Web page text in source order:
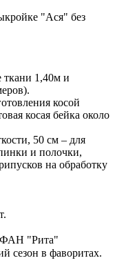
"Ася" без
1,40м и
косой
косая бейка около
50 см – для
и полочки,
на обработку
"Рита"
сезон в фаворитах.